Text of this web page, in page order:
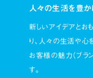
人々の生活を豊か
新しいアイデアとお
り、 人々の生活や心を
お客様の魅力（ブラン
す。